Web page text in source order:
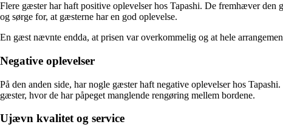
Flere gæster har haft positive oplevelser hos Tapashi. De fremhæver den
og sørge for, at gæsterne har en god oplevelse.
En gæst nævnte endda, at prisen var overkommelig og at hele
Negative oplevelser
På den anden side, har nogle gæster haft negative oplevelser hos
gæster, hvor de har påpeget manglende rengøring mellem bordene.
Ujævn kvalitet og service